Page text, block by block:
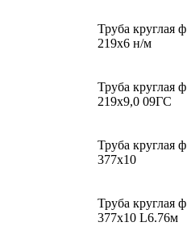
Труба круглая ф
219х6 н/м
Труба круглая ф
219х9,0 09ГС
Труба круглая ф
377х10
Труба круглая ф
377х10 L6.76м